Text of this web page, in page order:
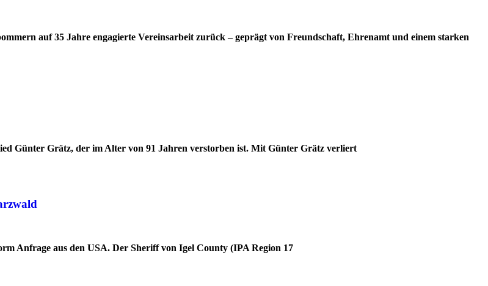
auf 35 Jahre engagierte Vereinsarbeit zurück – geprägt von Freundschaft, Ehrenamt und einem starken
Günter Grätz, der im Alter von 91 Jahren verstorben ist. Mit Günter Grätz verliert
Anfrage aus den USA. Der Sheriff von Igel County (IPA Region 17